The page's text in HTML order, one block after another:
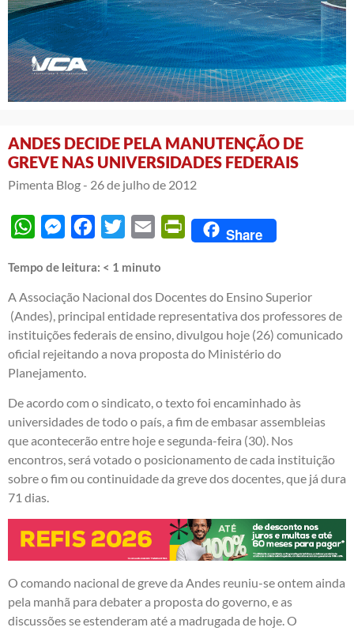
ANDES DECIDE PELA MANUTENÇÃO DE
GREVE NAS UNIVERSIDADES FEDERAIS
Pimenta Blog - 26 de julho de 2012
WhatsAppMessengerFacebook
Twitter Email PrintFriendly
Share
Tempo de leitura: < 1 minuto
A Associação Nacional dos Docentes do Ensino Superior
(Andes), principal entidade representativa dos professores de
instituições federais de ensino, divulgou hoje (26) comunicado
oficial rejeitando a nova proposta do Ministério do
Planejamento.
De acordo com o sindicato, o texto foi encaminhado às
universidades de todo o país, a fim de embasar assembleias
que acontecerão entre hoje e segunda-feira (30). Nos
encontros, será votado o posicionamento de cada instituição
sobre o fim ou continuidade da greve dos docentes, que já dura
71 dias.
O comando nacional de greve da Andes reuniu-se ontem ainda
pela manhã para debater a proposta do governo, e as
discussões se estenderam até a madrugada de hoje. O